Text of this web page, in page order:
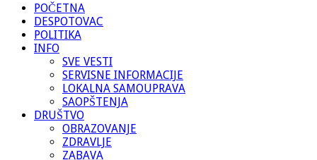
POČETNA
DESPOTOVAC
POLITIKA
INFO
SVE VESTI
SERVISNE INFORMACIJE
LOKALNA SAMOUPRAVA
SAOPŠTENJA
DRUŠTVO
OBRAZOVANJE
ZDRAVLJE
ZABAVA